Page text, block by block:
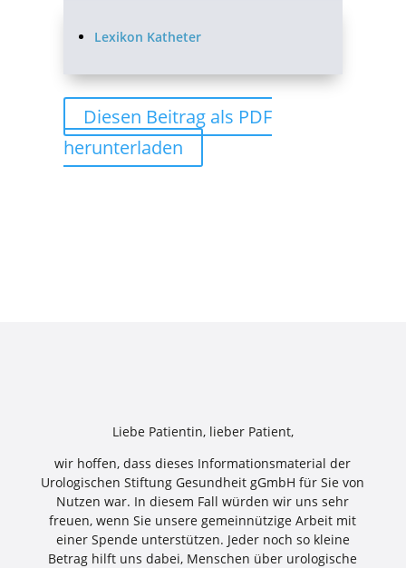
Lexikon Katheter
Diesen Beitrag als PDF
herunterladen
Liebe Patientin, lieber Patient,
wir hoffen, dass dieses Informationsmaterial der
Urologischen Stiftung Gesundheit gGmbH für Sie von
Nutzen war. In diesem Fall würden wir uns sehr
freuen, wenn Sie unsere gemeinnützige Arbeit mit
einer Spende unterstützen. Jeder noch so kleine
Betrag hilft uns dabei, Menschen über urologische